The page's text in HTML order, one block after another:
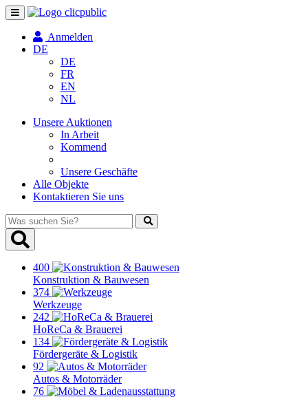
Navigation
umschalten
Anmelden
DE
DE
FR
EN
NL
Unsere Auktionen
In Arbeit
Kommend
Unsere Geschäfte
Alle Objekte
Kontaktieren Sie uns
Was
suchen
Sie?
400
Konstruktion & Bauwesen
374
Werkzeuge
242
HoReCa & Brauerei
134
Fördergeräte & Logistik
92
Autos & Motorräder
76